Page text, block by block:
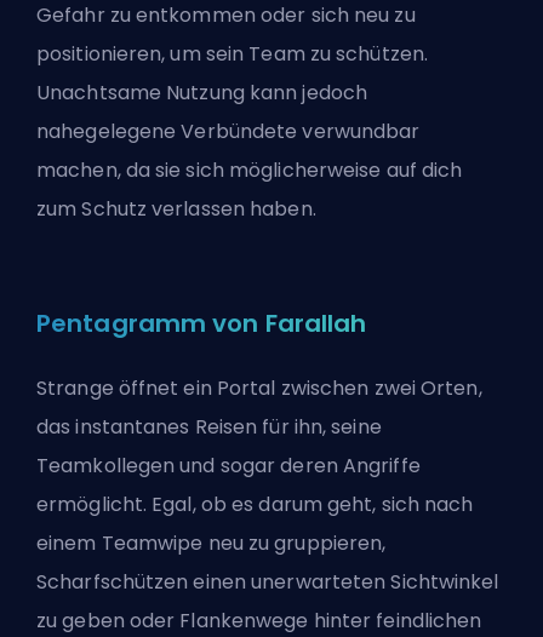
Gefahr zu entkommen oder sich neu zu
positionieren, um sein Team zu schützen.
Unachtsame Nutzung kann jedoch
nahegelegene Verbündete verwundbar
machen, da sie sich möglicherweise auf dich
zum Schutz verlassen haben.
Pentagramm von Farallah
Strange öffnet ein Portal zwischen zwei Orten,
das instantanes Reisen für ihn, seine
Teamkollegen und sogar deren Angriffe
ermöglicht. Egal, ob es darum geht, sich nach
einem Teamwipe neu zu gruppieren,
Scharfschützen einen unerwarteten Sichtwinkel
zu geben oder Flankenwege hinter feindlichen